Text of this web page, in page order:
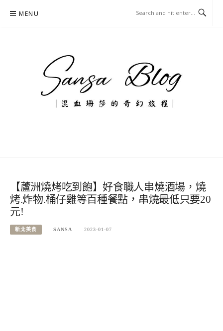
MENU
【蘆洲燒烤吃到飽】好食職人串燒酒場，燒
烤.炸物.桶仔雞等百種餐點，串燒最低只要20
元!
新北美食 SANSA 2023-01-07